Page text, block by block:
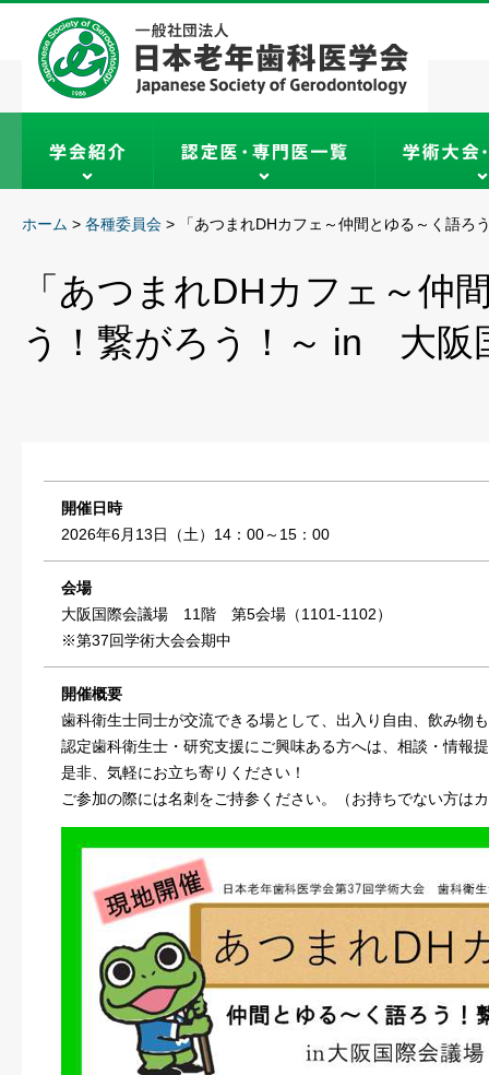
ホーム > 各種委員会 > 「あつまれDHカフェ～仲間とゆる～く語
「あつまれDHカフェ～仲
う！繋がろう！～ in 大阪
開催日時
2026年6月13日（土）14：00～15：00
会場
大阪国際会議場 11階 第5会場（1101-1102）
※第37回学術大会会期中
開催概要
歯科衛生士同士が交流できる場として、出入り自由、飲み物
認定歯科衛生士・研究支援にご興味ある方へは、相談・情報
是非、気軽にお立ち寄りください！
ご参加の際には名刺をご持参ください。（お持ちでない方は